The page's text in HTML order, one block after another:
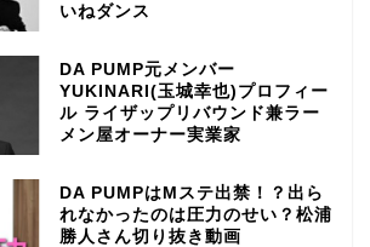
いねダンス
DA PUMP元メンバー
YUKINARI(玉城幸也)プロフィー
ル ライザップリバウンド兼ラー
メン屋オーナー実業家
DA PUMPはMステ出禁！？出ら
れなかったのは圧力のせい？松浦
勝人さん切り抜き動画